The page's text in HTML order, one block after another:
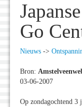
Go
Nieuws ->
Bron:
03-06-2007
Op zondagochtend